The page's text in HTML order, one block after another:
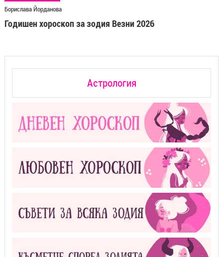
Борислава Йорданова
Годишен хороскоп за зодия Везни 2026
Астрология